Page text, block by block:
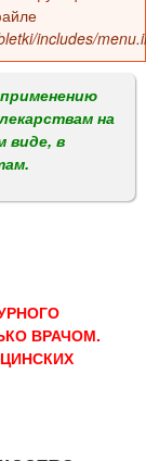
includes/
на
виде, в
ВРАЧОМ.